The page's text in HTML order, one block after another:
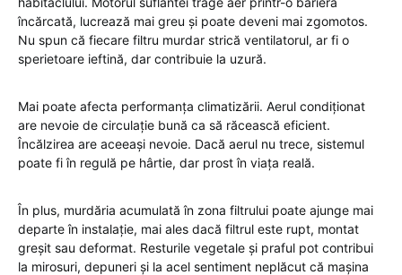
încărcată, lucrează mai greu și poate deveni mai zgomotos.
Nu spun că fiecare filtru murdar strică ventilatorul, ar fi o
sperietoare ieftină, dar contribuie la uzură.
Mai poate afecta performanța climatizării. Aerul condiționat
are nevoie de circulație bună ca să răcească eficient.
Încălzirea are aceeași nevoie. Dacă aerul nu trece, sistemul
poate fi în regulă pe hârtie, dar prost în viața reală.
În plus, murdăria acumulată în zona filtrului poate ajunge mai
departe în instalație, mai ales dacă filtrul este rupt, montat
greșit sau deformat. Resturile vegetale și praful pot contribui
la mirosuri, depuneri și la acel sentiment neplăcut că mașina